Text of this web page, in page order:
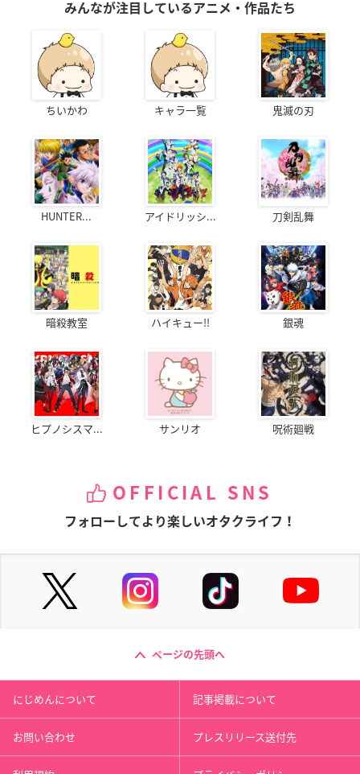
みんなが注目しているアニメ・作品たち
ちいかわ キャラ一覧 鬼滅の刃
HUNTER... アイドリッシ... 刀剣乱舞
暗殺教室 ハイキュー!! 銀魂
ヒプノシスマ... サンリオ 呪術廻戦
OFFICIAL SNS
フォローしてより楽しいオタクライフ！
ページの先頭へ
にじめんについて 記事掲載について
お問い合わせ プレスリリース送付先